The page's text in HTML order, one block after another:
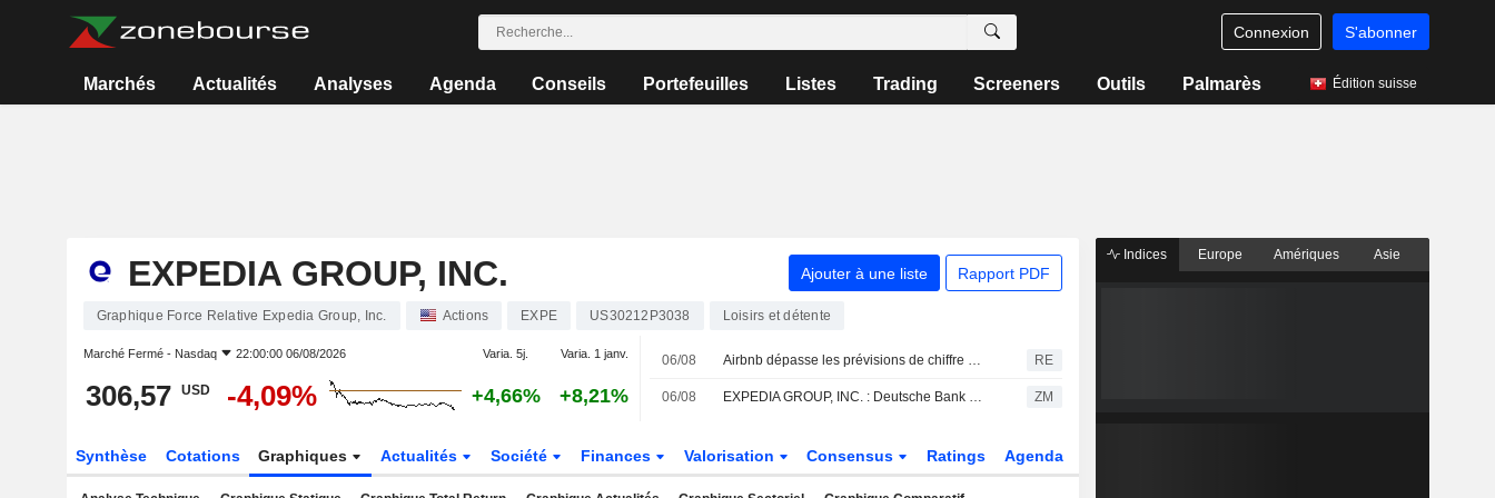
Connexion S'abonner
Marchés Actualités Analyses Agenda Conseils Portefeuilles Listes Trading Screeners Outils Palmarès Édition suisse
EXPEDIA GROUP, INC. Ajouter à une liste Rapport PDF
Graphique Force Relative Expedia Group, Inc. Actions EXPE US30212P3038 Loisirs et détente
Marché Fermé - Nasdaq 22:00:00 06/08/2026 Varia. 5j. Varia. 1 janv.
306,57 USD -4,09% +4,66% +8,21%
06/08 Airbnb dépasse les prévisions de chiffre d'affaires grâce à la demande mondiale et l'effet Coupe du Monde RE
06/08 EXPEDIA GROUP, INC. : Deutsche Bank Securities est neutre sur le titre ZM
Synthèse Cotations Graphiques Actualités Société Finances Valorisation Consensus Ratings Agenda
Indices Europe Amériques Asie